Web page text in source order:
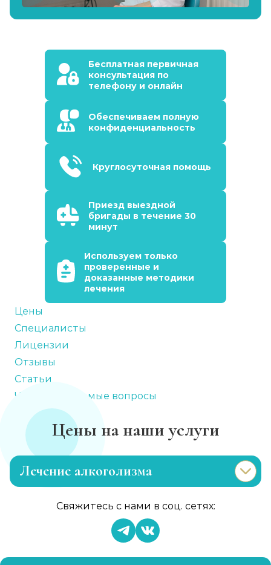
Бесплатная первичная
консультация по
телефону и онлайн
Обеспечиваем полную
конфиденциальность
Круглосуточная помощь
Приезд выездной
бригады в течение 30
минут
Используем только
проверенные и
доказанные методики
лечения
Цены
Специалисты
Лицензии
Отзывы
Статьи
Часто задаваемые вопросы
Цены на наши услуги
Лечение алкоголизма
Свяжитесь с нами в соц. сетях: